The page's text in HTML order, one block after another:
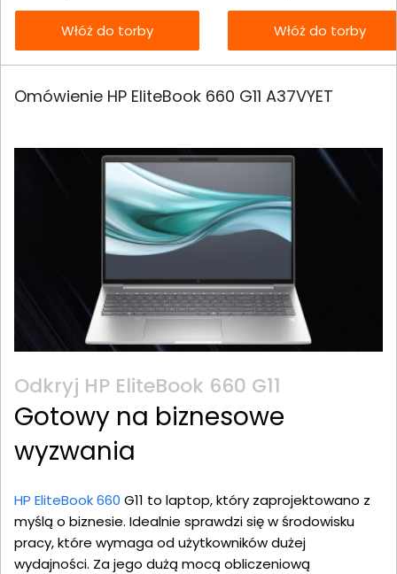
Włóż do torby Włóż do torby
Omówienie HP EliteBook 660 G11 A37VYET
Odkryj HP EliteBook 660 G11
Gotowy na biznesowe
wyzwania
HP EliteBook 660 G11 to laptop, który zaprojektowano z
myślą o biznesie. Idealnie sprawdzi się w środowisku
pracy, które wymaga od użytkowników dużej
wydajności. Za jego dużą mocą obliczeniową